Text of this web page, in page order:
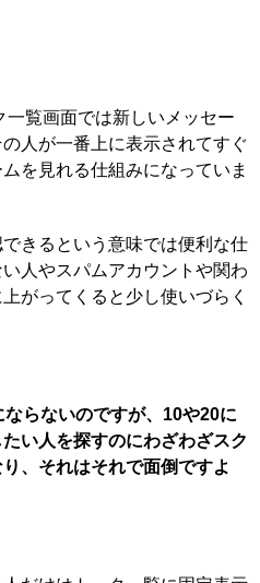
一覧画面では新しいメッセー
人が一番上に表示されてすぐ
を見れる仕組みになっていま
きるという意味では便利な仕
人やスパムアカウントや関わ
がってくると少し使いづらく
らないのですが、10や20に
い人を探すのにわざわざスク
、それはそれで面倒ですよ